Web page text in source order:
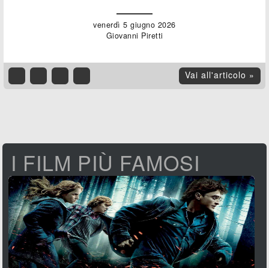
venerdì 5 giugno 2026
Giovanni Piretti
Vai all'articolo »
I FILM PIÙ FAMOSI